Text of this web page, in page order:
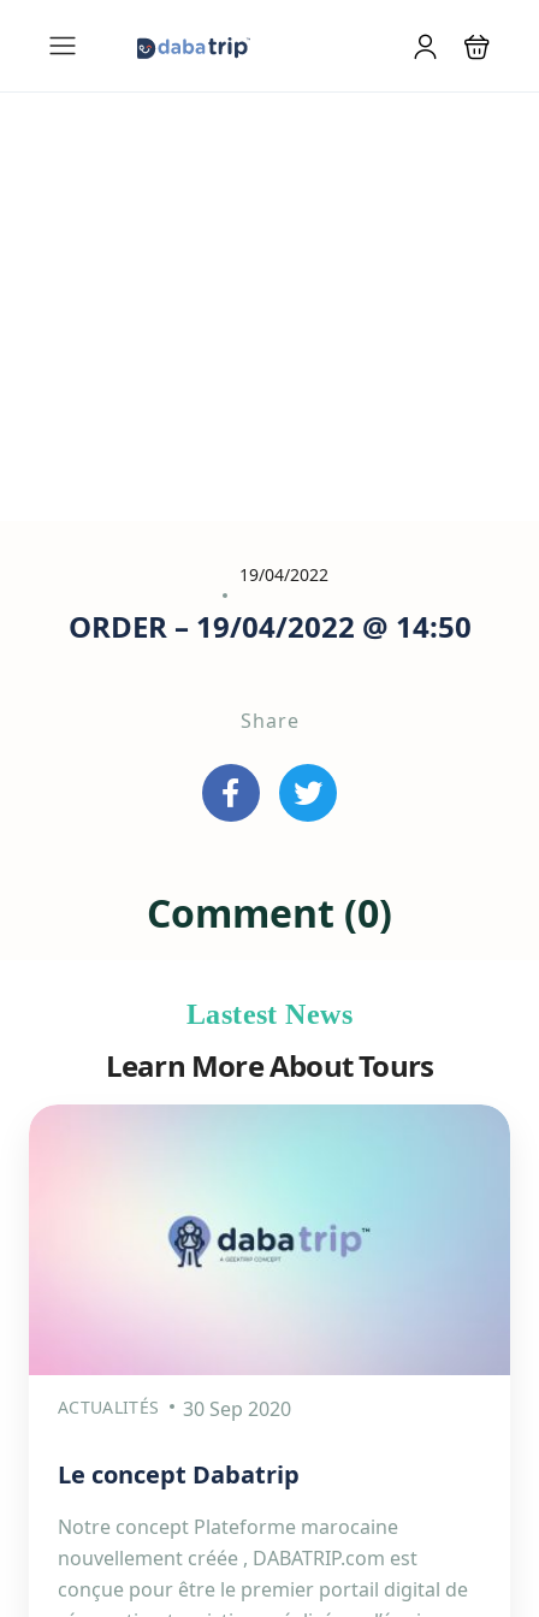
19/04/2022
ORDER – 19/04/2022 @ 14:50
Share
Comment (0)
Lastest News
Learn More About Tours
ACTUALITÉS 30 Sep 2020
Le concept Dabatrip
Notre concept Plateforme marocaine
nouvellement créée , DABATRIP.com est
conçue pour être le premier portail digital de